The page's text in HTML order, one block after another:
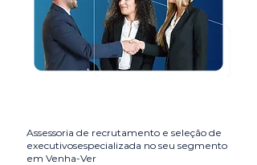
Assessoria de recrutamento e seleção de
executivosespecializada no seu segmento
em Venha-Ver